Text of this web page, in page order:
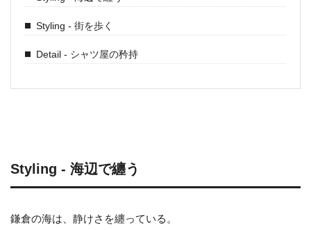
Styling - 街を歩く
Detail - シャツ屋の矜持
Styling - 海辺で纏う
鎌倉の海は、静けさを纏っている。